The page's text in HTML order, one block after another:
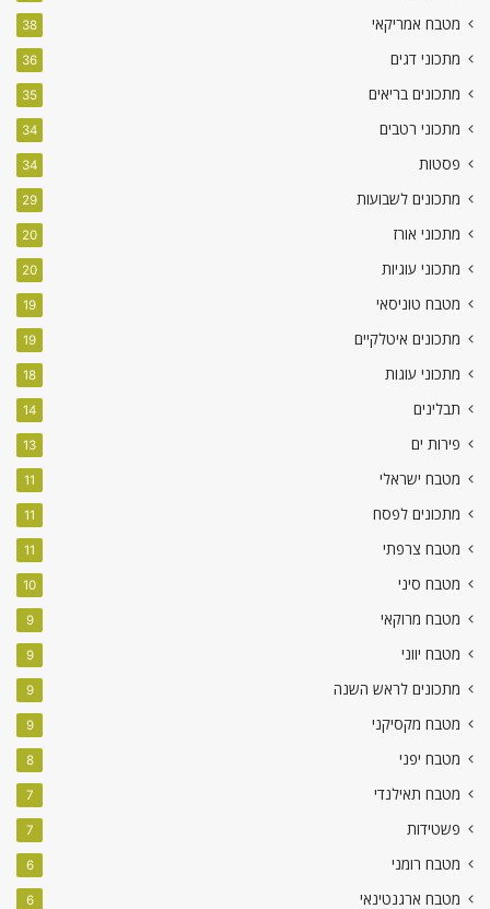
מטבח אמריקאי 38
מתכוני דגים 36
מתכונים בריאים 35
מתכוני רטבים 34
פסטות 34
מתכונים לשבועות 29
מתכוני אורז 20
מתכוני עוגיות 20
מטבח טוניסאי 19
מתכונים איטלקיים 19
מתכוני עוגות 18
תבלינים 14
פירות ים 13
מטבח ישראלי 11
מתכונים לפסח 11
מטבח צרפתי 11
מטבח סיני 10
מטבח מרוקאי 9
מטבח יווני 9
מתכונים לראש השנה 9
מטבח מקסיקני 9
מטבח יפני 8
מטבח תאילנדי 7
פשטידות 7
מטבח רומני 6
מטבח ארגנטינאי 6